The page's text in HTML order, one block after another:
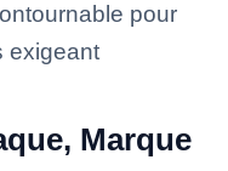
pour
exigeant
Marque